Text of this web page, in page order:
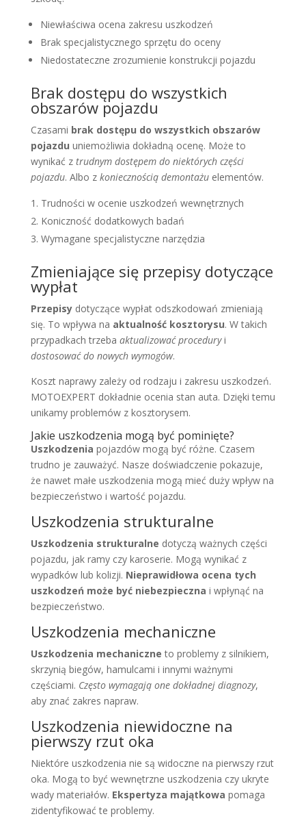
Niewłaściwa ocena zakresu uszkodzeń
Brak specjalistycznego sprzętu do oceny
Niedostateczne zrozumienie konstrukcji pojazdu
Brak dostępu do wszystkich
obszarów pojazdu
Czasami brak dostępu do wszystkich obszarów
pojazdu uniemożliwia dokładną ocenę. Może to
wynikać z trudnym dostępem do niektórych części
pojazdu. Albo z koniecznością demontażuelementów.
Trudności w ocenie uszkodzeń wewnętrznych
Koniczność dodatkowych badań
Wymagane specjalistyczne narzędzia
Zmieniające się przepisy dotyczące
wypłat
Przepisydotyczące wypłat odszkodowań zmieniają
się. To wpływa na aktualność kosztorysu. W takich
przypadkach trzeba aktualizować proceduryi
dostosować do nowych wymogów.
Koszt naprawy zależy od rodzaju i zakresu uszkodzeń.
MOTOEXPERT dokładnie ocenia stan auta. Dzięki temu
unikamy problemów z kosztorysem.
Jakie uszkodzenia mogą być pominięte?
Uszkodzenia pojazdów mogą być różne. Czasem
trudno je zauważyć. Nasze doświadczenie pokazuje,
że nawet małe uszkodzenia mogą mieć duży wpływ na
bezpieczeństwo i wartość pojazdu.
Uszkodzenia strukturalne
Uszkodzenia strukturalne dotyczą ważnych części
pojazdu, jak ramy czy karoserie. Mogą wynikać z
wypadków lub kolizji. Nieprawidłowa ocena tych
uszkodzeń może być niebezpieczna i wpłynąć na
bezpieczeństwo.
Uszkodzenia mechaniczne
Uszkodzenia mechaniczne to problemy z silnikiem,
skrzynią biegów, hamulcami i innymi ważnymi
częściami. Często wymagają one dokładnej diagnozy,
aby znać zakres napraw.
Uszkodzenia niewidoczne na
pierwszy rzut oka
Niektóre uszkodzenia nie są widoczne na pierwszy rzut
oka. Mogą to być wewnętrzne uszkodzenia czy ukryte
wady materiałów. Ekspertyza majątkowa pomaga
zidentyfikować te problemy.